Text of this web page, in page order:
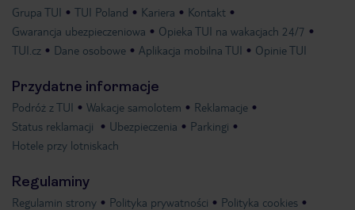
Grupa TUI TUI Poland Kariera
Kontakt
Gwarancja ubezpieczeniowa
Opieka TUI na wakacjach 24/7
TUI.cz
Dane osobowe Aplikacja mobilna TUI Opinie TUI
Przydatne informacje
Podróż z TUI Wakacje samolotem
Reklamacje
Status reklamacji
Ubezpieczenia
Parkingi
Hotele przy lotniskach
Regulaminy
Regulamin strony Polityka prywatności Polityka cookies